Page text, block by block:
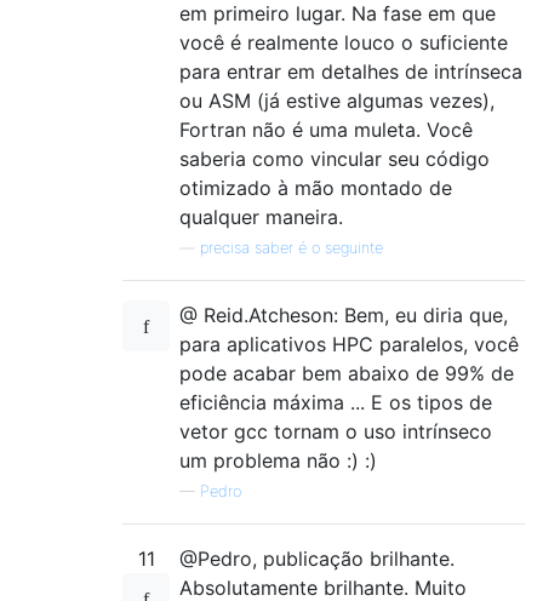
em primeiro lugar. Na fase em que
você é realmente louco o suficiente
para entrar em detalhes de intrínseca
ou ASM (já estive algumas vezes),
Fortran não é uma muleta. Você
saberia como vincular seu código
otimizado à mão montado de
qualquer maneira.
precisa saber é o seguinte
@ Reid.Atcheson: Bem, eu diria que,
para aplicativos HPC paralelos, você
pode acabar bem abaixo de 99% de
eficiência máxima ... E os tipos de
vetor gcc tornam o uso intrínseco
um problema não :) :)
— Pedro
11
@Pedro, publicação brilhante.
Absolutamente brilhante. Muito